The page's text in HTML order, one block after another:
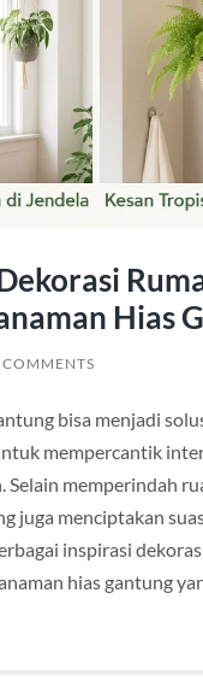
Hias
bisa menjadi
mempercantik
Selain memperindah
juga menciptakan
inspirasi
hias gantung